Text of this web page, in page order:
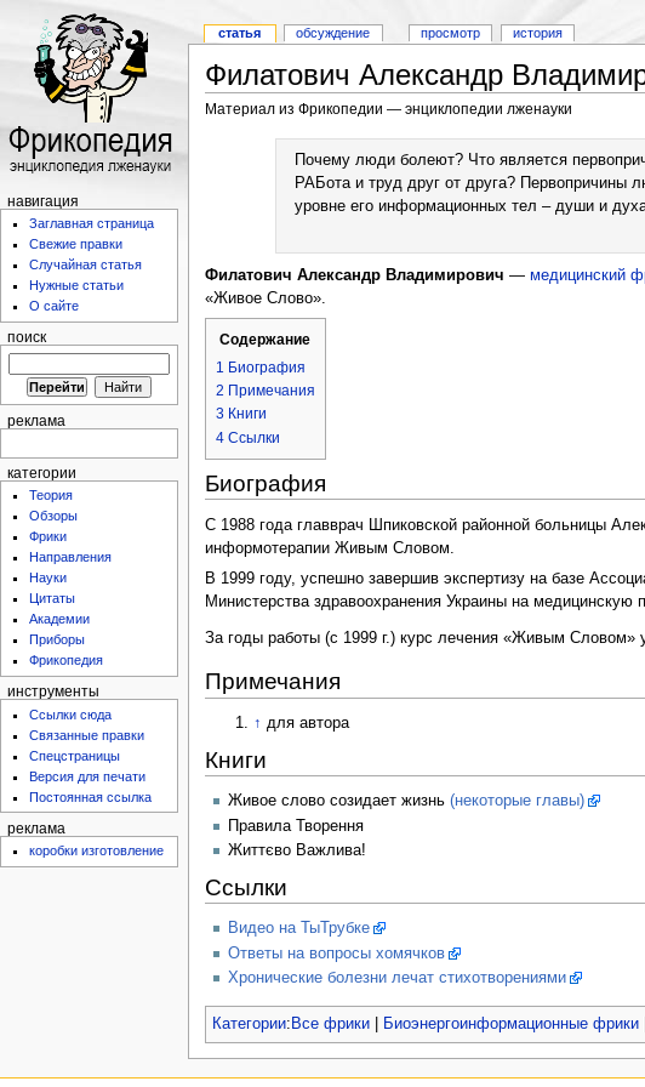
Филатович Александр
Материал из Фрикопедии — энциклопедии лженауки
Почему люди болеют? Что является
РАБота и труд друг от друга? Первопричины
уровне его информационных тел – души и
Филатович Александр Владимирович — медицинский
«Живое Слово».
Содержание
1 Биография
2 Примечания
3 Книги
4 Ссылки
Биография
С 1988 года главврач Шпиковской районной больницы
информотерапии Живым Словом.
В 1999 году, успешно завершив экспертизу на базе
Министерства здравоохранения Украины на медицинскую
За годы работы (с 1999 г.) курс лечения «Живым Словом»
Примечания
↑ для автора
Книги
Живое слово созидает жизнь (некоторые главы)
Правила Творення
Життєво Важлива!
Ссылки
Видео на ТыТрубке
Ответы на вопросы хомячков
Хронические болезни лечат стихотворениями
Категории: Все фрики| Биоэнергоинформационные фрики|
статья обсуждение просмотр история
навигация
Заглавная страница
Свежие правки
Случайная статья
Нужные статьи
О сайте
поиск
реклама
категории
Теория
Обзоры
Фрики
Направления
Науки
Цитаты
Академии
Приборы
Фрикопедия
инструменты
Ссылки сюда
Связанные правки
Спецстраницы
Версия для печати
Постоянная ссылка
реклама
коробки изготовление